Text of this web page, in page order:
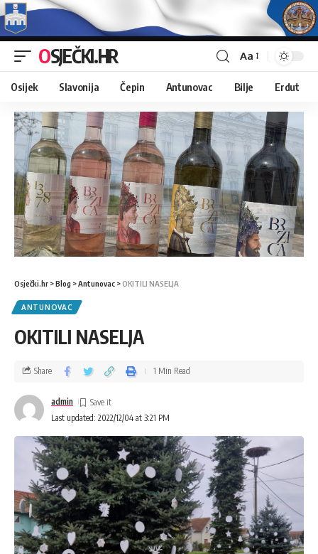
OSJEČKI.HR Aa
Osijek Slavonija Čepin Antunovac Bilje Erdut
Osječki.hr >Blog >Antunovac >OKITILI NASELJA
ANTUNOVAC
OKITILI NASELJA
Last updated: 2022/12/04 at 3:21 PM
admin
Share 1 Min Read